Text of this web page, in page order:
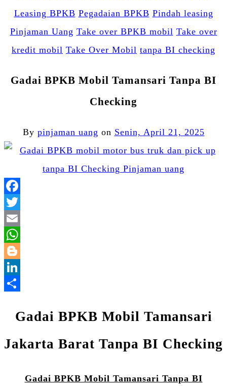
Leasing BPKB Pegadaian BPKB Pindah leasing
Pinjaman Uang Take over BPKB mobil Take over
kredit mobil Take Over Mobil tanpa BI checking
Gadai BPKB Mobil Tamansari Tanpa BI
Checking
By pinjaman uang on Senin, April 21, 2025
Gadai BPKB Mobil Tamansari
Jakarta Barat Tanpa BI Checking
Gadai BPKB Mobil Tamansari Tanpa BI